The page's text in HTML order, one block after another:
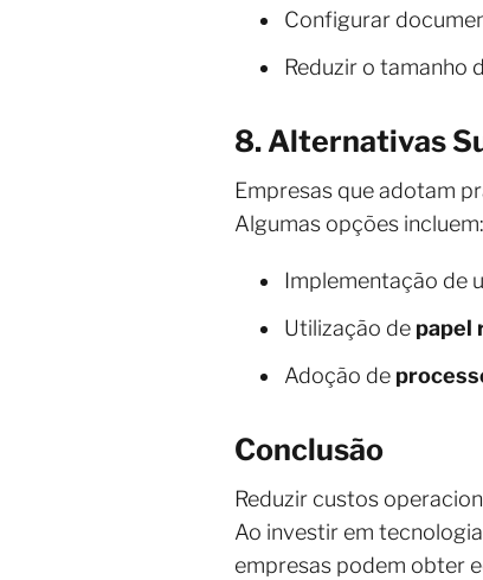
Configurar
Reduzir o tamanho
8. Alternativas
Empresas que adotam
Algumas opções incluem:
Implementação de
Utilização de papel
Adoção de
Conclusão
Reduzir custos
Ao investir em
empresas podem obter